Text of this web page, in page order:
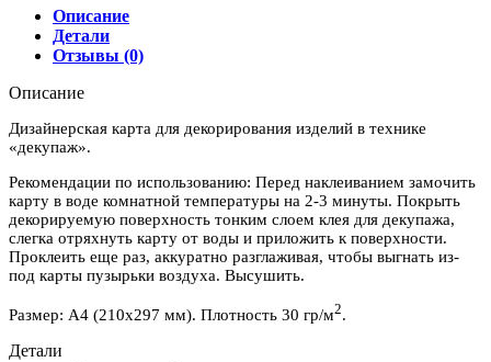
Описание
Детали
Отзывы (0)
Описание
Дизайнерская карта для декорирования изделий в технике
«декупаж».
Рекомендации по использованию: Перед наклеиванием замочить
карту в воде комнатной температуры на 2-3 минуты. Покрыть
декорируемую поверхность тонким слоем клея для декупажа,
слегка отряхнуть карту от воды и приложить к поверхности.
Проклеить еще раз, аккуратно разглаживая, чтобы выгнать из-
под карты пузырьки воздуха. Высушить.
Размер: А4 (210х297 мм). Плотность 30 гр/м2.
Детали